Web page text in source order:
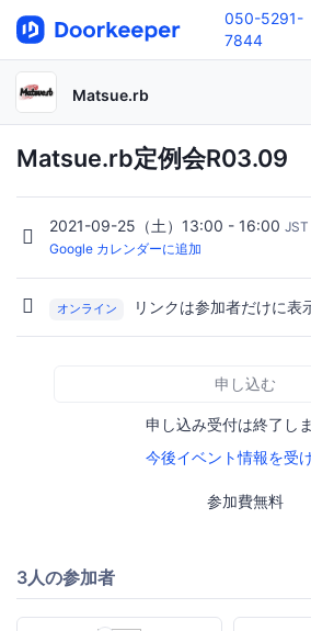
050-5291-
7844
Matsue.rb
Matsue.rb定例会R03.09
2021-09-25（土）13:00 - 16:00 JST
Google カレンダーに追加
オンライン リンクは参加者だけに表
申し込む
申し込み受付は終了し
今後イベント情報を受
参加費無料
3人の参加者